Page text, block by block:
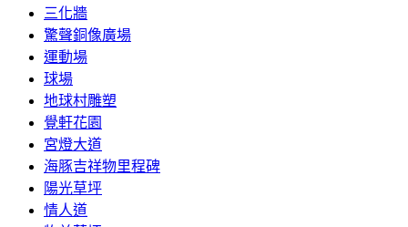
三化牆
驚聲銅像廣場
運動場
球場
地球村雕塑
覺軒花園
宮燈大道
海豚吉祥物里程碑
陽光草坪
情人道